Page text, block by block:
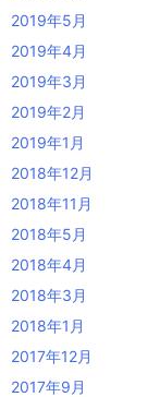
2019年5月
2019年4月
2019年3月
2019年2月
2019年1月
2018年12月
2018年11月
2018年5月
2018年4月
2018年3月
2018年1月
2017年12月
2017年9月